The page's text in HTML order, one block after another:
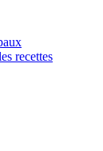
recettes